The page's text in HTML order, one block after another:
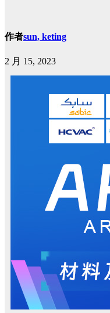
作者sun, keting
2 月 15, 2023